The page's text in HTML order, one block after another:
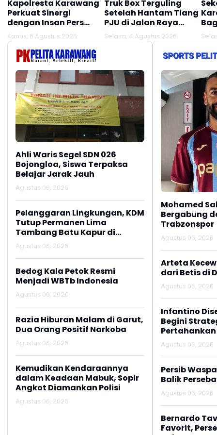
Kapolresta Karawang
Perkuat Sinergi
dengan Insan Pers
Melalui Silaturahmi
Bersama Media
Kamis, 6 Agustus 2026
Truk Box Terguling
Setelah Hantam Tiang
PJU di Jalan Raya
Interchange
Karawang Barat
Selasa, 4 Agustus 2026
Ahli Waris Segel SDN 026
Bojongloa, Siswa Terpaksa
Belajar Jarak Jauh
Agustus 06, 2026
Pelanggaran Lingkungan, KDM
Tutup Permanen Lima
Tambang Batu Kapur di
Cipatat
Agustus 06, 2026
Bedog Kala Petok Resmi
Menjadi WBTb Indonesia
Agustus 06, 2026
Razia Hiburan Malam di Garut,
Dua Orang Positif Narkoba
Agustus 06, 2026
Kemudikan Kendaraannya
dalam Keadaan Mabuk, Sopir
Angkot Diamankan Polisi
Agustus 06, 2026
Mohamed
Bergabung
Trabzonspor
Agustus 06, 2026
Arteta
dari Betis di
Agustus 06, 2026
Infantino
Begini
Agustus 06, 2026
Persib
Balik
Agustus 06, 2026
Bernardo
Favorit,